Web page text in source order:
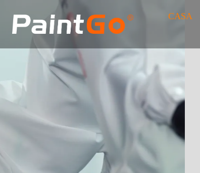
CASA